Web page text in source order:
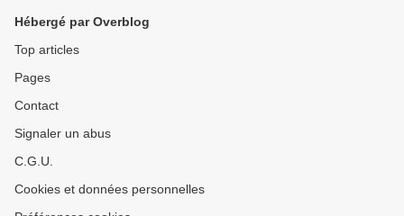
Hébergé par Overblog
Top articles
Pages
Contact
Signaler un abus
C.G.U.
Cookies et données personnelles